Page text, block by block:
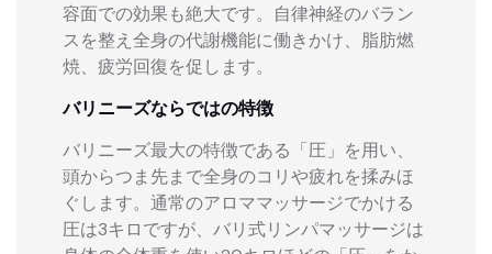
容面での効果も絶大です。自律神経のバラン
スを整え全身の代謝機能に働きかけ、脂肪燃
焼、疲労回復を促します。
バリニーズならではの特徴
バリニーズ最大の特徴である「圧」を用い、
頭からつま先まで全身のコリや疲れを揉みほ
ぐします。通常のアロママッサージでかける
圧は3キロですが、バリ式リンパマッサージは